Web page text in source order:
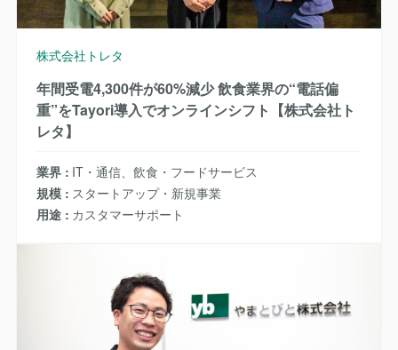
株式会社トレタ
年間受電4,300件が60%減少 飲食業界の“電話偏
重”をTayori導入でオンラインシフト【株式会社ト
レタ】
業界
IT・通信、飲食・フードサービス
規模
スタートアップ・新規事業
用途
カスタマーサポート